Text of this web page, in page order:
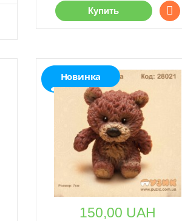
Купить
150,00 UAH
Новинка